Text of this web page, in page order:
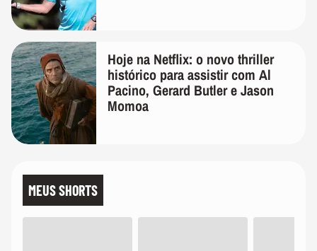
Hoje na Netflix: o novo thriller
histórico para assistir com Al
Pacino, Gerard Butler e Jason
Momoa
MEUS SHORTS